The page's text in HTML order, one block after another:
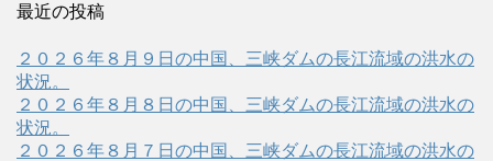
最近の投稿
２０２６年８月９日の中国、三峡ダムの長江流域の洪水の
状況。
２０２６年８月８日の中国、三峡ダムの長江流域の洪水の
状況。
２０２６年８月７日の中国、三峡ダムの長江流域の洪水の